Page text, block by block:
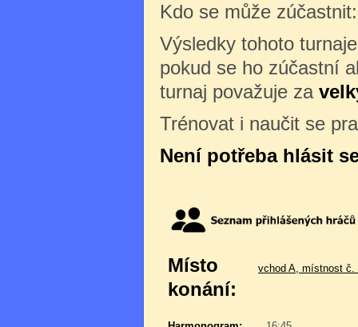
Kdo se může
Výsledky tohoto
pokud se ho zúčastní
turnaj považuje za
Trénovat i naučit se
Není potřeba hlásit
Místo
konání:
vchod A, místnost č.